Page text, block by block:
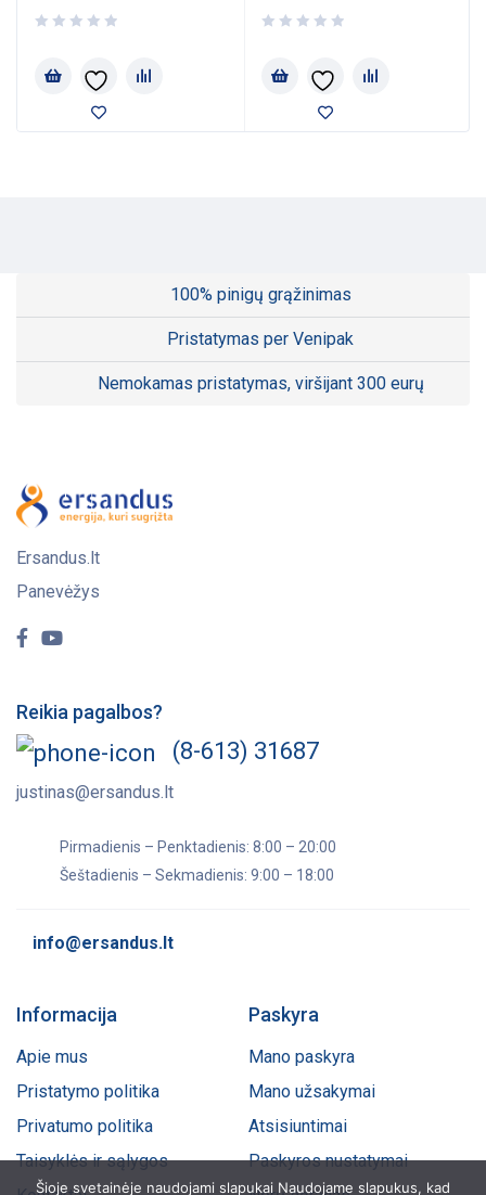
100% pinigų grąžinimas
Pristatymas per Venipak
Nemokamas pristatymas, viršijant 300 eurų
Ersandus.lt
Panevėžys
Reikia pagalbos?
(8-613) 31687
justinas@ersandus.lt
Pirmadienis – Penktadienis: 8:00 – 20:00
Šeštadienis – Sekmadienis: 9:00 – 18:00
info@ersandus.lt
Informacija
Apie mus
Pristatymo politika
Privatumo politika
Taisyklės ir sąlygos
Paskyra
Mano paskyra
Mano užsakymai
Atsisiuntimai
Paskyros nustatymai
Šioje svetainėje naudojami slapukai Naudojame slapukus, kad